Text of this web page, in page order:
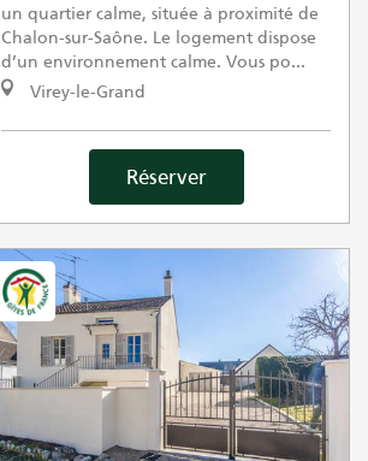
un quartier calme, située à proximité de
Chalon-sur-Saône. Le logement dispose
d’un environnement calme. Vous po...
Virey-le-Grand
Réserver